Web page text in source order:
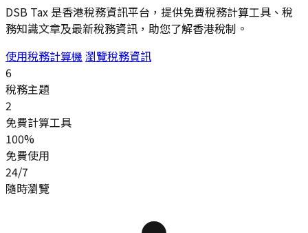
DSB Tax 是香港稅務資訊平台，提供免費稅務計算工具、稅
務知識文章及最新稅務資訊，助您了解香港稅制。
使用稅務計算機 瀏覽稅務資訊
6
稅務主題
2
免費計算工具
100%
免費使用
24/7
隨時瀏覽